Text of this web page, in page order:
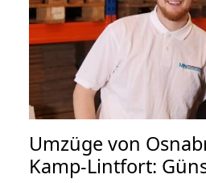
Umzüge von
Kamp-Lintfort: